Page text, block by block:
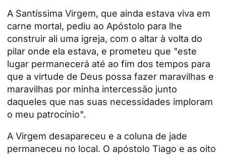
A Santíssima Virgem, que ainda estava viva em
carne mortal, pediu ao Apóstolo para lhe
construir ali uma igreja, com o altar à volta do
pilar onde ela estava, e prometeu que "este
lugar permanecerá até ao fim dos tempos para
que a virtude de Deus possa fazer maravilhas e
maravilhas por minha intercessão junto
daqueles que nas suas necessidades imploram
o meu patrocínio".
A Virgem desapareceu e a coluna de jade
permaneceu no local. O apóstolo Tiago e as oito